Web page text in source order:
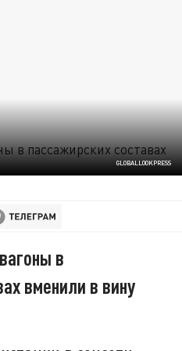
GLOBALLOOKPRESS
в
вменили в вину